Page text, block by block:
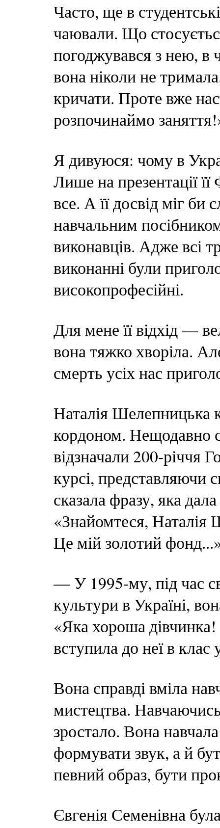
Часто, ще в
чаювали. Що
погоджувався з нею,
вона ніколи не
кричати. Проте вже
розпочинаймо
Я дивуюся: чому в
Лише на презентації
все. А її досвід міг
навчальним
виконавців. Адже всі
виконанні були
високопрофесійні.
Для мене її відхід —
вона тяжко хворіла.
смерть усіх нас
Наталія Шелепницька
кордоном. Нещодавно
відзначали 200-річчя
курсі,
сказала фразу, яка
«Знайомтеся, Наталія
Це мій золотий
— У 1995-му, під час
культури в Україні,
«Яка хороша
вступила до неї в
Вона справді вміла
мистецтва.
зростало. Вона
формувати звук, а й
певний образ, бути
Євгенія Семенівна